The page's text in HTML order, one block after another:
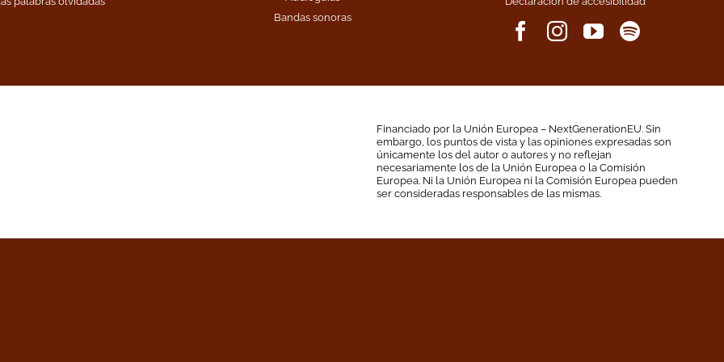
Bandas sonoras
Financiado por la Unión Europea – NextGenerationEU. Sin
embargo, los puntos de vista y las opiniones expresadas son
únicamente los del autor o autores y no reflejan
necesariamente los de la Unión Europea o la Comisión
Europea. Ni la Unión Europea ni la Comisión Europea pueden
ser consideradas responsables de las mismas.